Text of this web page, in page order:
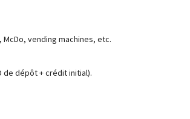
vending machines, etc.
de dépôt + crédit initial).